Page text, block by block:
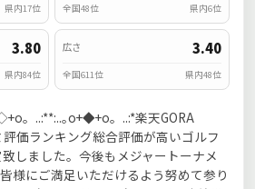
県内17位 全国48位 県内6位
3.80
県内84位
広さ 3.40
全国611位 県内48位
。..:**:..｡o+◆+o。..:*楽天GORA
価ランキング総合評価が高いゴルフ
しました。今後もメジャートーナメ
様にご満足いただけるよう努めて参り